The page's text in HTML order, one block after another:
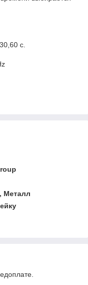
с.
Металл